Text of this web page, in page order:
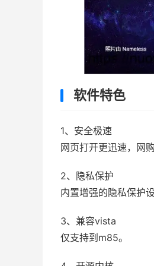
软件特色
1、安全极速
网页打开更迅速，网
2、隐私保护
内置增强的隐私保护
3、兼容vista
仅支持到m85。